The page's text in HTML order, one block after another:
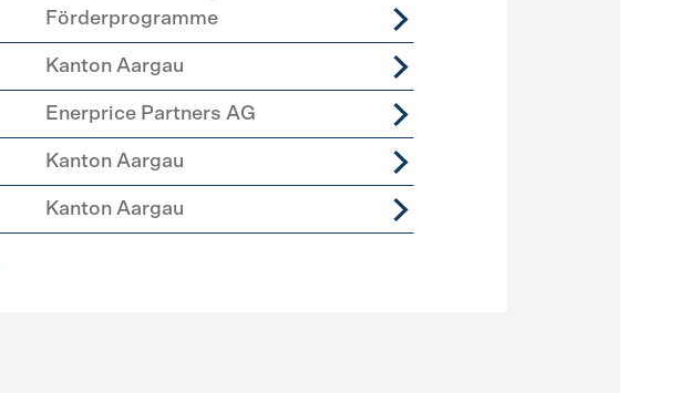
Förderprogramme
Kanton Aargau
Enerprice Partners AG
Kanton Aargau
Kanton Aargau